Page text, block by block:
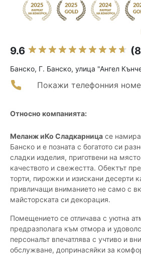
9.6
Банско, Г. Банско, улица "Ангел
Покажи телефонния
Относно компанията:
Меланж иКо Сладкарница се
Банско и е позната с богатото си
сладки изделия, приготвени на
качеството и свежестта. Обектът
торти, пирожки и изискани десерти
привличащи вниманието не само с
майсторската си декорация.
Помещението се отличава с уютна
предразполага към отмора и
персоналът впечатлява с учтиво и
обслужване, допринасяйки за